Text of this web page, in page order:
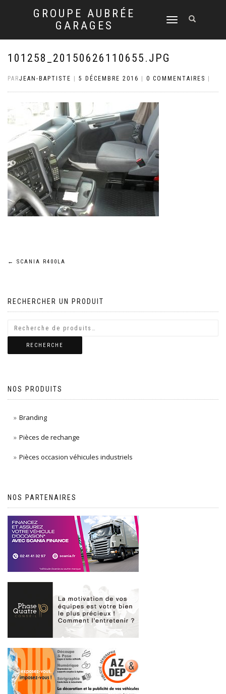
GROUPE AUBRÉE
GARAGES
DÉPLIER
NAVIGATION
101258_20150626110655.JPG
PARJEAN-BAPTISTE 5 DÉCEMBRE 2016 0 COMMENTAIRES
Navigation
l’article
← SCANIA R400LA
RECHERCHER UN PRODUIT
RECHERCHE
NOS PRODUITS
Branding
Pièces de rechange
Pièces occasion véhicules industriels
NOS PARTENAIRES